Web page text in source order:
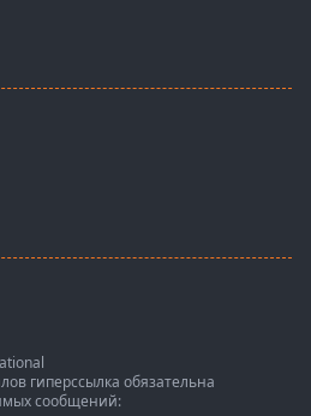
гиперссылка обязательна
сообщений: